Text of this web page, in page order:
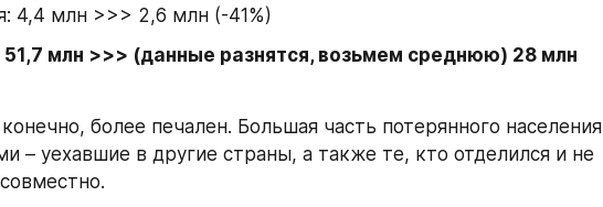
4,4 млн >>> 2,6 млн (-41%)
51,7 млн >>> (данные разнятся, возьмем среднюю) 28 млн
более печален. Большая часть потерянного населения
– уехавшие в другие страны, а также те, кто отделился и не